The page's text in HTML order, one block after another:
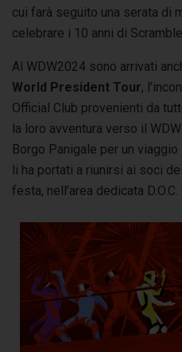
cui farà seguito una serata di
celebrare i 10 anni di
Al WDW2024 sono arrivati
World President Tour,
Official Club provenienti da
la loro avventura verso il
Borgo Panigale per un
li ha portati a riunirsi ai soci
festa, nell’area dedicata D.O.C.